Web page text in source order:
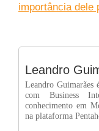
importância dele
Leandro
Leandro Guimarães
com Business
conhecimento em
na plataforma